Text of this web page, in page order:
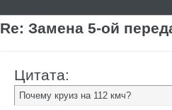
Re: Замена 5-ой
Цитата:
Почему круиз на 112 кмч?